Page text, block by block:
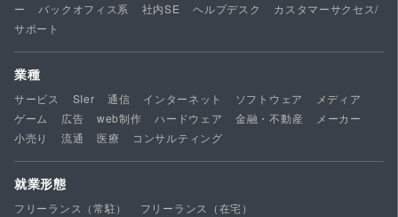
ー
バックオフィス系 社内SE ヘルプデスク
カスタマーサクセス/
サポート
業種
サービス SIer 通信 インターネット ソフトウェア
メディア
ゲーム
広告 web制作 ハードウェア 金融・不動産
メーカー
小売り
流通 医療 コンサルティング
就業形態
フリーランス（常駐） フリーランス（在宅）